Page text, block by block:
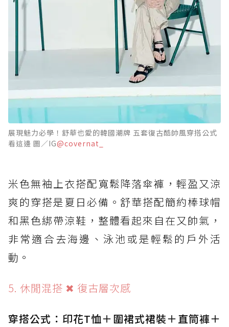
展現魅力必學！舒華也愛的韓國潮牌 五套復古酷帥風穿搭公式
看這邊 圖／IG@covernat_
米色無袖上衣搭配寬鬆降落傘褲，輕盈又涼
爽的穿搭是夏日必備。舒華搭配簡約棒球帽
和黑色綁帶涼鞋，整體看起來自在又帥氣，
非常適合去海邊、泳池或是輕鬆的戶外活
動。
5. 休閒混搭 ✖ 復古層次感
穿搭公式：印花T恤＋圍裙式裙裝＋直筒褲＋